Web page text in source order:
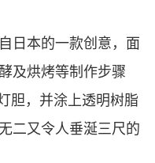
本的一款创意，面
及烘烤等制作步骤
胆，并涂上透明树脂
二又令人垂涎三尺的